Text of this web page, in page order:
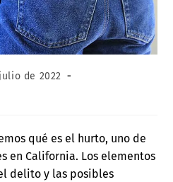
de 2022
qué es el hurto, uno de
en California. Los elementos
delito y las posibles